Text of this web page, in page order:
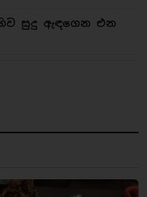
සුදු ඇඳගෙන එන